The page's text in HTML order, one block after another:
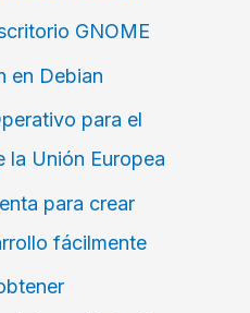
GNOME
en Debian
para el
la Unión Europea
para crear
fácilmente